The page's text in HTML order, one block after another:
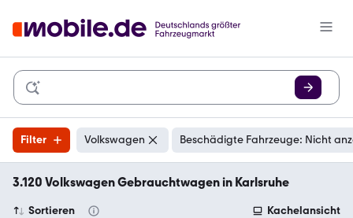
Filter Volkswagen Beschädigte Fahrzeuge: Nicht
3.120 Volkswagen Gebrauchtwagen in Karlsruhe
Sortieren Kachelansicht